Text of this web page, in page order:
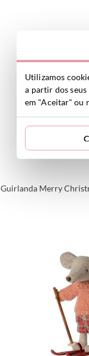
Guirlanda Merry
Utilizamos
a partir dos
em "Aceitar" ou